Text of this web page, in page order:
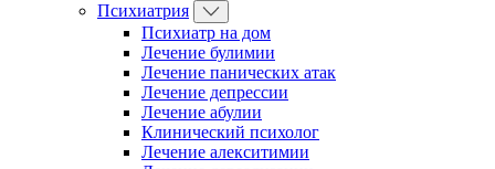
Психиатрия
Психиатр на дом
Лечение булимии
Лечение панических атак
Лечение депрессии
Лечение абулии
Клинический психолог
Лечение алекситимии